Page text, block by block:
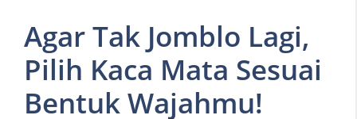
Agar Tak Jomblo Lagi,
Pilih Kaca Mata Sesuai
Bentuk Wajahmu!